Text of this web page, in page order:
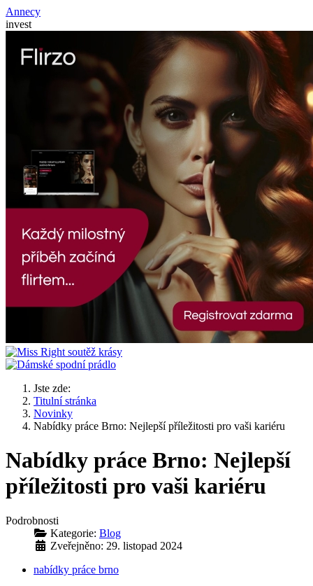
Annecy
invest
Jste zde:
Titulní stránka
Novinky
Nabídky práce Brno: Nejlepší příležitosti pro vaši kariéru
Nabídky práce Brno: Nejlepší
příležitosti pro vaši kariéru
Podrobnosti
Kategorie: Blog
Zveřejněno: 29. listopad 2024
nabídky práce brno